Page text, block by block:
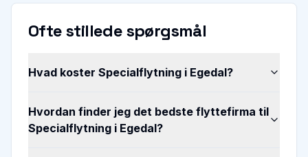
Ofte stillede spørgsmål
Hvad koster Specialflytning i Egedal?
Hvordan finder jeg det bedste flyttefirma til
Specialflytning i Egedal?